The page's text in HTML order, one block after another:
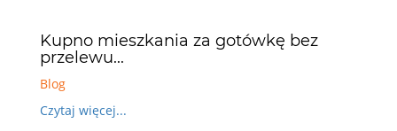
Kupno mieszkania za gotówkę bez
przelewu...
Blog
Czytaj więcej...